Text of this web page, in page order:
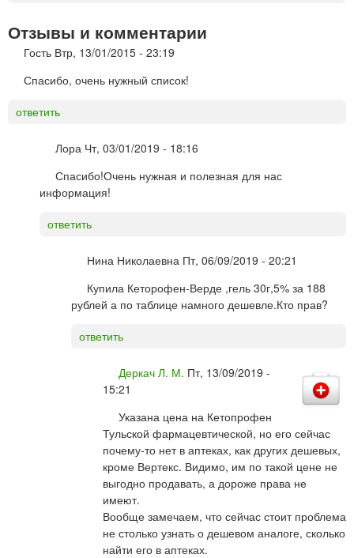
Отзывы и комментарии
Гость Втр, 13/01/2015 - 23:19
Спасибо, очень нужный список!
ответить
Лора Чт, 03/01/2019 - 18:16
Спасибо!Очень нужная и полезная для нас
информация!
ответить
Нина Николаевна Пт, 06/09/2019 - 20:21
Купила Кеторофен-Верде ,гель 30г,5% за 188
рублей а по таблице намного дешевле.Кто прав?
ответить
Деркач Л. М. Пт, 13/09/2019 -
15:21
Указана цена на Кетопрофен
Тульской фармацевтической, но его сейчас
почему-то нет в аптеках, как других дешевых,
кроме Вертекс. Видимо, им по такой цене не
выгодно продавать, а дороже права не
имеют.
Вообще замечаем, что сейчас стоит проблема
не столько узнать о дешевом аналоге, сколько
найти его в аптеках.